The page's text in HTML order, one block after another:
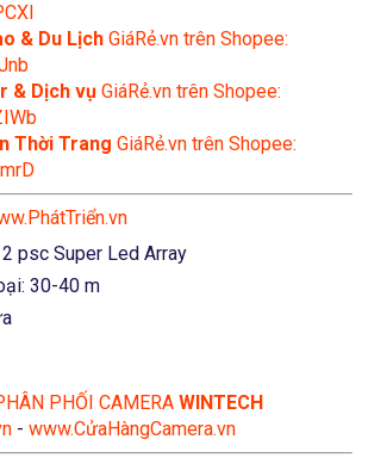
& Du Lịch GiáRẻ.vn trên Shopee:
& Dịch vụ GiáRẻ.vn trên Shopee:
Thời TrangGiáRẻ.vn trên Shopee:
psc Super Led Array
30-40 m
PHỐI CAMERAWINTECH
-www.CửaHàngCamera.vn